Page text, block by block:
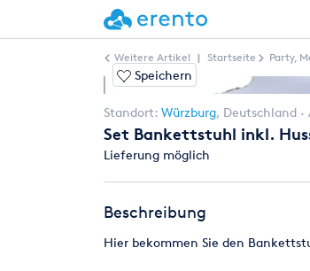
Weitere Artikel | Startseite Party,
Speichern
Standort: Würzburg, Deutschland
Set Bankettstuhl inkl.
Lieferung möglich
Beschreibung
Hier bekommen Sie den